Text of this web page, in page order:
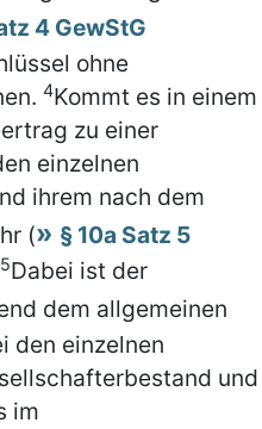
4 GewStG
ohne
4Kommt es in einem
zu einer
einzelnen
ihrem nach dem
(
§ 10a Satz 5
5Dabei ist der
dem allgemeinen
den einzelnen
und
im